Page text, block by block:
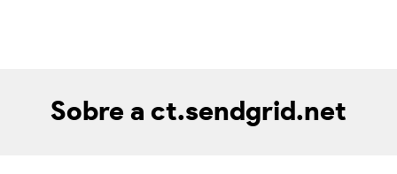
Sobre a ct.sendgrid.net